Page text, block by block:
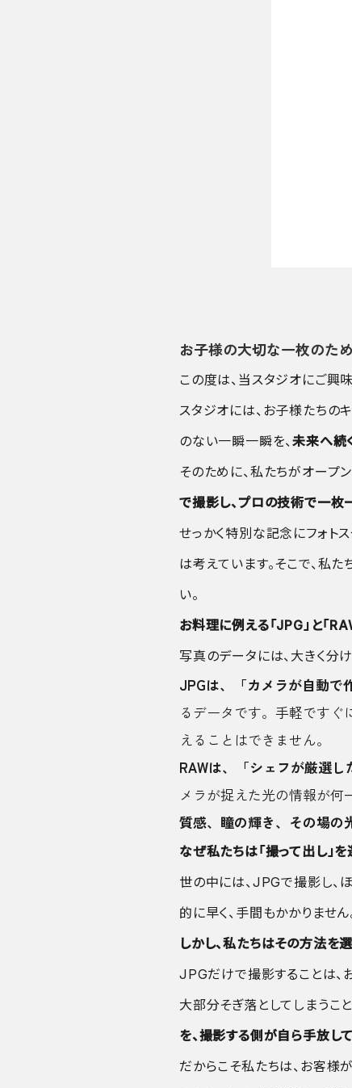
お子様の大切な一枚のた
この度は、当スタジオにご興
スタジオには、お子様たちの
のない一瞬一瞬を、未来へ続
そのために、私たちがオープ
で撮影し、プロの技術で一枚
せっかく特別な記念にフォト
は考えています。そこで、私
い。
お料理に例える「JPG」と「
写真のデータには、大きく分け
JPGは、「カメラが自動で
るデータです。手軽です
えることはできません。
RAWは、「シェフが厳選し
メラが捉えた光の情報が
質感、瞳の輝き、その場の
なぜ私たちは「撮って出し」
世の中には、JPGで撮影し、
的に早く、手間もかかりません
しかし、私たちはその方法を
JPGだけで撮影することは、
大部分そぎ落としてしまうこ
を、撮影する側が自ら手放し
だからこそ私たちは、お客様